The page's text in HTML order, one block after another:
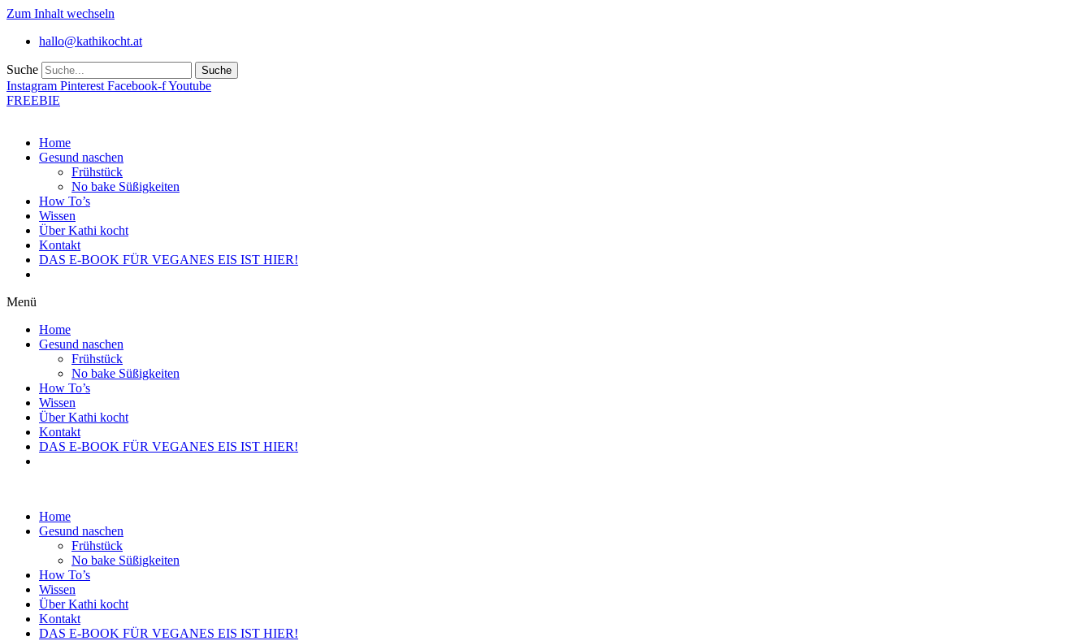
Zum Inhalt wechseln
hallo@kathikocht.at
Suche Suche
Instagram Pinterest Facebook-fYoutube
FREEBIE
Home
Gesund naschen
Frühstück
No bake Süßigkeiten
How To’s
Wissen
Über Kathi kocht
Kontakt
DAS E-BOOK FÜR VEGANES EIS IST HIER!
Menü
Home
Gesund naschen
Frühstück
No bake Süßigkeiten
How To’s
Wissen
Über Kathi kocht
Kontakt
DAS E-BOOK FÜR VEGANES EIS IST HIER!
Home
Gesund naschen
Frühstück
No bake Süßigkeiten
How To’s
Wissen
Über Kathi kocht
Kontakt
DAS E-BOOK FÜR VEGANES EIS IST HIER!